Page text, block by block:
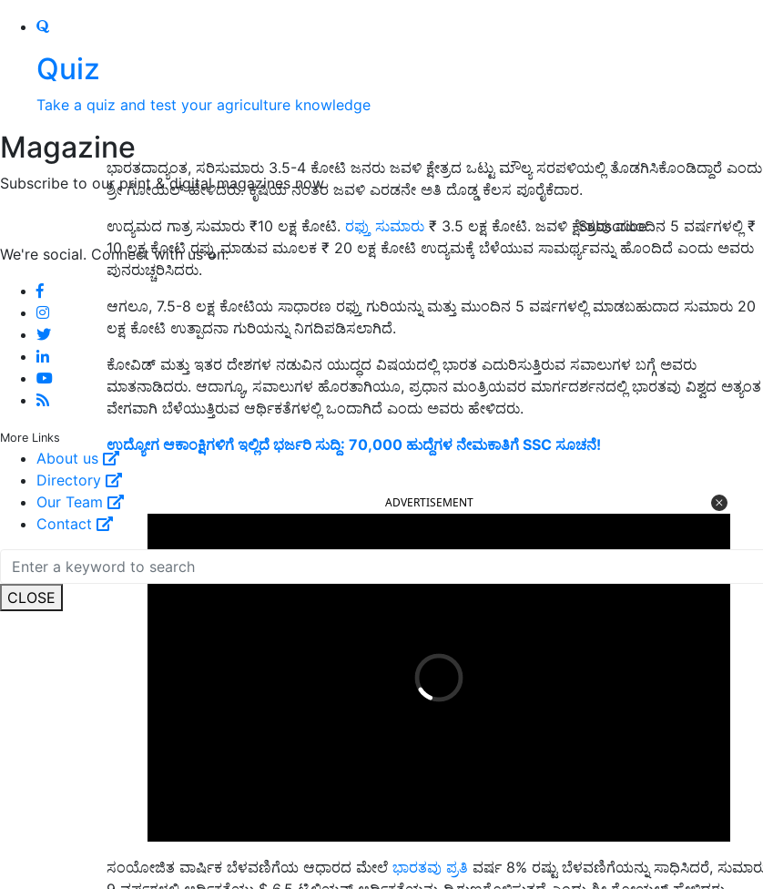
Quiz
Take a quiz and test your agriculture knowledge
Magazine
Subscribe to our print & digital magazines now
Subscribe
We're social. Connect with us on:
More Links
About us
Directory
Our Team
Contact
CLOSE
ಭಾರತದಾದ್ಯಂತ, ಸರಿಸುಮಾರು 3.5-4 ಕೋಟಿ ಜನರು ಜವಳಿ ಕ್ಷೇತ್ರದ ಒಟ್ಟು ಮೌಲ್ಯ ಸರಪಳಿಯಲ್ಲಿ ತೊಡಗಿಸಿಕೊಂಡಿದ್ದಾರೆ ಎಂದು
ಶ್ರೀ ಗೋಯಲ್ ಹೇಳಿದರು. ಕೃಷಿಯ ನಂತರ ಜವಳಿ ಎರಡನೇ ಅತಿ ದೊಡ್ಡ ಕೆಲಸ ಪೂರೈಕೆದಾರ.
ಉದ್ಯಮದ ಗಾತ್ರ ಸುಮಾರು ₹10 ಲಕ್ಷ ಕೋಟಿ. ರಫ್ತು ಸುಮಾರು ₹ 3.5 ಲಕ್ಷ ಕೋಟಿ. ಜವಳಿ ಕ್ಷೇತ್ರವು ಮುಂದಿನ 5 ವರ್ಷಗಳಲ್ಲಿ ₹
10 ಲಕ್ಷ ಕೋಟಿ ರಫ್ತು ಮಾಡುವ ಮೂಲಕ ₹ 20 ಲಕ್ಷ ಕೋಟಿ ಉದ್ಯಮಕ್ಕೆ ಬೆಳೆಯುವ ಸಾಮರ್ಥ್ಯವನ್ನು ಹೊಂದಿದೆ ಎಂದು ಅವರು
ಪುನರುಚ್ಚರಿಸಿದರು.
ಆಗಲೂ, 7.5-8 ಲಕ್ಷ ಕೋಟಿಯ ಸಾಧಾರಣ ರಫ್ತು ಗುರಿಯನ್ನು ಮತ್ತು ಮುಂದಿನ 5 ವರ್ಷಗಳಲ್ಲಿ ಮಾಡಬಹುದಾದ ಸುಮಾರು 20
ಲಕ್ಷ ಕೋಟಿ ಉತ್ಪಾದನಾ ಗುರಿಯನ್ನು ನಿಗದಿಪಡಿಸಲಾಗಿದೆ.
ಕೋವಿಡ್ ಮತ್ತು ಇತರ ದೇಶಗಳ ನಡುವಿನ ಯುದ್ಧದ ವಿಷಯದಲ್ಲಿ ಭಾರತ ಎದುರಿಸುತ್ತಿರುವ ಸವಾಲುಗಳ ಬಗ್ಗೆ ಅವರು
ಮಾತನಾಡಿದರು. ಆದಾಗ್ಯೂ, ಸವಾಲುಗಳ ಹೊರತಾಗಿಯೂ, ಪ್ರಧಾನ ಮಂತ್ರಿಯವರ ಮಾರ್ಗದರ್ಶನದಲ್ಲಿ ಭಾರತವು ವಿಶ್ವದ ಅತ್ಯಂತ
ವೇಗವಾಗಿ ಬೆಳೆಯುತ್ತಿರುವ ಆರ್ಥಿಕತೆಗಳಲ್ಲಿ ಒಂದಾಗಿದೆ ಎಂದು ಅವರು ಹೇಳಿದರು.
ಉದ್ಯೋಗ ಆಕಾಂಕ್ಷಿಗಳಿಗೆ ಇಲ್ಲಿದೆ ಭರ್ಜರಿ ಸುದ್ದಿ: 70,000 ಹುದ್ದೆಗಳ ನೇಮಕಾತಿಗೆ SSC ಸೂಚನೆ!
ಸಂಯೋಜಿತ ವಾರ್ಷಿಕ ಬೆಳವಣಿಗೆಯ ಆಧಾರದ ಮೇಲೆಭಾರತವು ಪ್ರತಿವರ್ಷ 8% ರಷ್ಟು ಬೆಳವಣಿಗೆಯನ್ನು ಸಾಧಿಸಿದರೆ, ಸುಮಾರು
9 ವರ್ಷಗಳಲ್ಲಿ ಆರ್ಥಿಕತೆಯು $ 6.5 ಟ್ರಿಲಿಯನ್ ಆರ್ಥಿಕತೆಯನ್ನು ದ್ವಿಗುಣಗೊಳಿಸುತ್ತದೆ ಎಂದು ಶ್ರೀ ಗೋಯಲ್ ಹೇಳಿದರು.